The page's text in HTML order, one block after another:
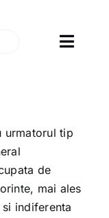
urmatorul tip
de
mai ales
indiferenta